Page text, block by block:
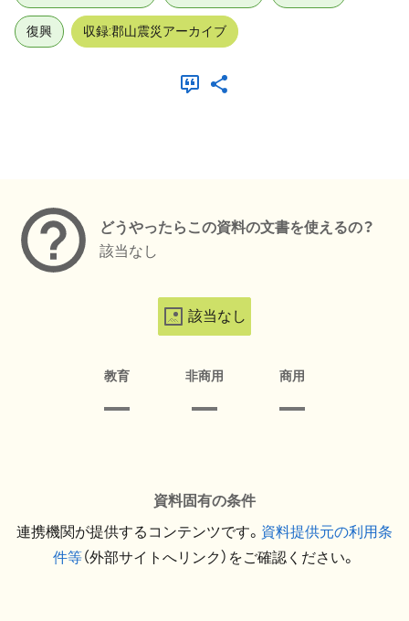
復興 収録:郡山震災アーカイブ
どうやったらこの資料の文書を使えるの？
該当なし
該当なし
教育 非商用 商用
資料固有の条件
連携機関が提供するコンテンツです。 資料提供元の利用条
件等（外部サイトへリンク）をご確認ください。